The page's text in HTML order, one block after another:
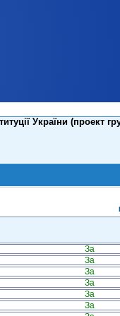
України (проект
За
За
За
За
За
За